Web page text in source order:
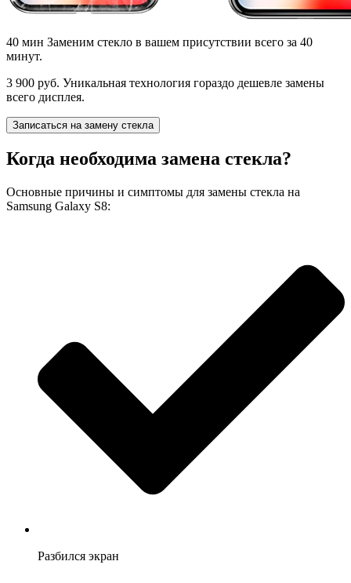
40 мин Заменим стекло в вашем присутствии всего за 40
минут.
3 900 руб. Уникальная технология гораздо дешевле замены
всего дисплея.
Записаться на замену стекла
Когда необходима замена стекла?
Основные причины и симптомы для замены стекла на
Samsung Galaxy S8:
Разбился экран